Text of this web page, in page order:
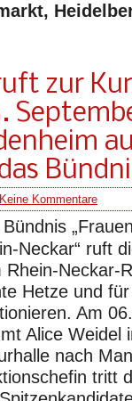
zur
Keine Kommentare
Neckar“ ruft
Rhein-Neckar-
Hetze und
Am
Alice Weidel
nach
tritt